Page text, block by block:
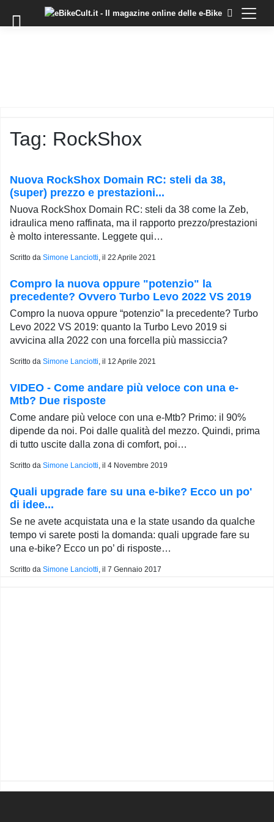
×
TUTORIAL
DI
EBIKECULT
CONTATTI
PRIVACY
POLICY
Tag: RockShox
Nuova RockShox Domain RC: steli da 38,
(super) prezzo e prestazioni...
Nuova RockShox Domain RC: steli da 38 come la Zeb,
idraulica meno raffinata, ma il rapporto prezzo/prestazioni
è molto interessante. Leggete qui…
Scritto da Simone Lanciotti, il 22 Aprile 2021
Compro la nuova oppure "potenzio" la
precedente? Ovvero Turbo Levo 2022 VS 2019
Compro la nuova oppure “potenzio” la precedente? Turbo
Levo 2022 VS 2019: quanto la Turbo Levo 2019 si
avvicina alla 2022 con una forcella più massiccia?
Scritto da Simone Lanciotti, il 12 Aprile 2021
VIDEO - Come andare più veloce con una e-
Mtb? Due risposte
Come andare più veloce con una e-Mtb? Primo: il 90%
dipende da noi. Poi dalle qualità del mezzo. Quindi, prima
di tutto uscite dalla zona di comfort, poi…
Scritto da Simone Lanciotti, il 4 Novembre 2019
Quali upgrade fare su una e-bike? Ecco un po'
di idee...
Se ne avete acquistata una e la state usando da qualche
tempo vi sarete posti la domanda: quali upgrade fare su
una e-bike? Ecco un po’ di risposte…
Scritto da Simone Lanciotti, il 7 Gennaio 2017